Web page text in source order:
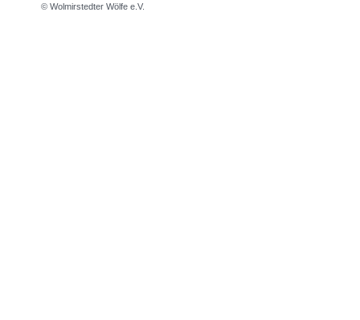
© Wolmirstedter Wölfe e.V.